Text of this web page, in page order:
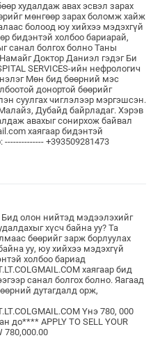
худалдаж авах эсвэл зарах
мөнгөөр зарах боломж хайж
болоод юу хийхээ мэдэхгүй
бидэнтэй холбоо бариарай,
санал болгох болно Таны
Доктор Даниэл гэдэг Би
SERVICES-ийн нефрологич
Мөн бид бөөрний мэс
донортой бөөрийг
суулгах чиглэлээр мэргэшсэн.
Дубайд байрладаг. Хэрэв
авахыг сонирхож байвал
хаягаар бидэнтэй
-------------- +393509281473
олон нийтэд мэдээлэхийг
хүсч байна уу? Та
бөөрийг зарж борлуулах
уу, юу хийхээ мэдэхгүй
холбоо бариад
хаягаар бид
санал болгох болно. Яагаад
дутагдалд орж,
Yнэ 780, 000
до**** APPLY TO SELL YOUR
780,000.00